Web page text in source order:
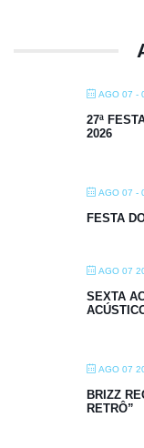
AGO 07 -
27ª
2026
AGO 07 -
FESTA
AGO 07
SEXTA
AGO 07
BRIZZ
RETRÔ”